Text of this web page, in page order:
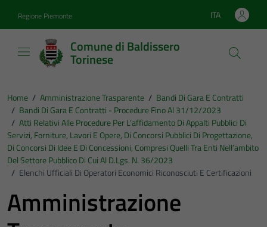
Regione Piemonte Lingua attiva:
ITA
Comune di Baldissero
Torinese
Home / Amministrazione Trasparente / Bandi Di Gara E Contratti
/ Bandi Di Gara E Contratti - Procedure Fino Al 31/12/2023
/ Atti Relativi Alle Procedure Per L’affidamento Di Appalti Pubblici Di
Servizi, Forniture, Lavori E Opere, Di Concorsi Pubblici Di Progettazione,
Di Concorsi Di Idee E Di Concessioni, Compresi Quelli Tra Enti Nell’ambito
Del Settore Pubblico Di Cui Al D.Lgs. N. 36/2023
/ Elenchi Ufficiali Di Operatori Economici Riconosciuti E Certificazioni
Amministrazione